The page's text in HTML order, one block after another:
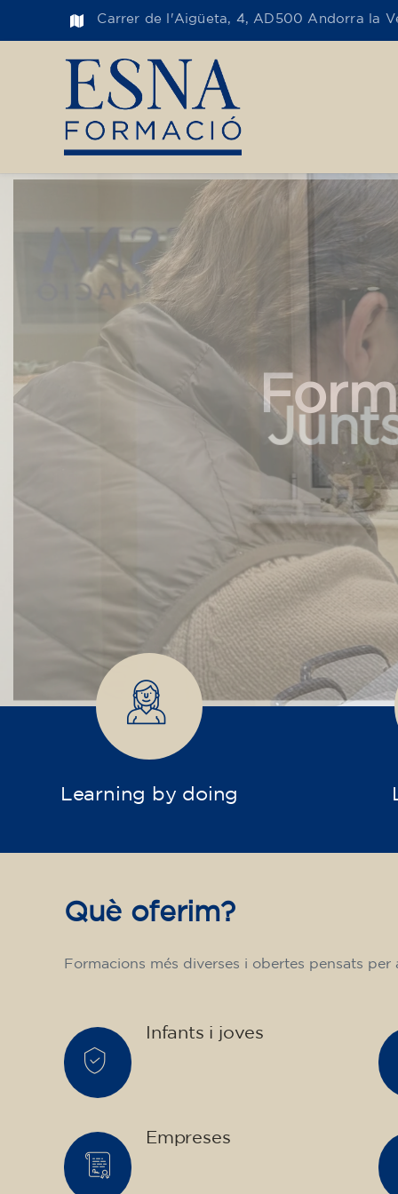
Carrer de l'Aigüeta, 4, AD500 Andorra la
Learning by doing
Què oferim?
Formacions més diverses i obertes pensats per
Infants i joves
Empreses